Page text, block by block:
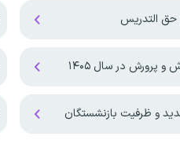
پرورش در سال ۱۴۰۵
و ظرفیت بازنشستگان